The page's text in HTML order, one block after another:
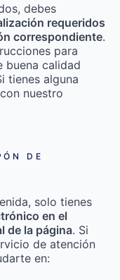
debes
requeridos
correspondiente.
para
buena calidad
tienes alguna
nuestro
DE
solo tienes
en el
de la página. Si
de atención
en: